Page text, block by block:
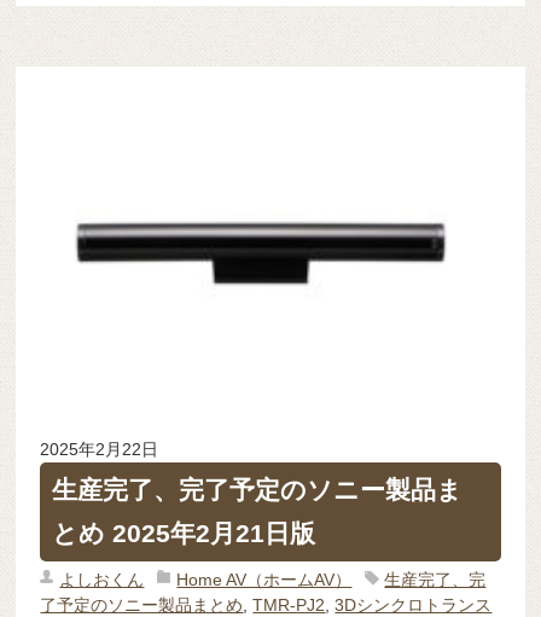
2025年2月22日
生産完了、完了予定のソニー製品ま
とめ 2025年2月21日版
よしおくん Home AV（ホームAV）
生産完了、完
了予定のソニー製品まとめ ,TMR-PJ2 ,3Dシンクロトランス